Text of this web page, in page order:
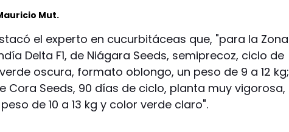
Mut.
el experto en cucurbitáceas que, "para la Zona
Delta F1, de Niágara Seeds, semiprecoz, ciclo de
oscura, formato oblongo, un peso de 9 a 12 kg;
Cora Seeds, 90 días de ciclo, planta muy vigorosa,
de 10 a 13 kg y color verde claro".